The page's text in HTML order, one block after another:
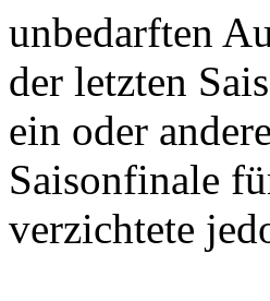
unbedarften
der letzten
ein oder
Saisonfinale
verzichtete